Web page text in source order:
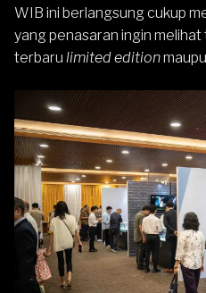
WIB ini berlangsung cukup
yang penasaran ingin
terbaru limited edition